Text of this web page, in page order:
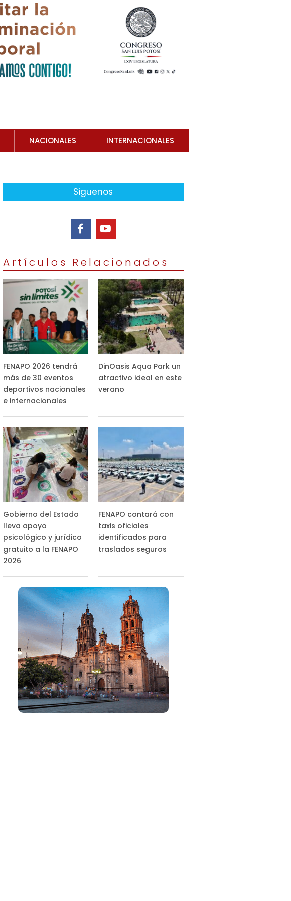
NACIONALES INTERNACIONALES
Siguenos
Artículos Relacionados
FENAPO 2026 tendrá
más de 30 eventos
deportivos nacionales
e internacionales
DinOasis Aqua Park un
atractivo ideal en este
verano
Gobierno del Estado
lleva apoyo
psicológico y jurídico
gratuito a la FENAPO
2026
FENAPO contará con
taxis oficiales
identificados para
traslados seguros